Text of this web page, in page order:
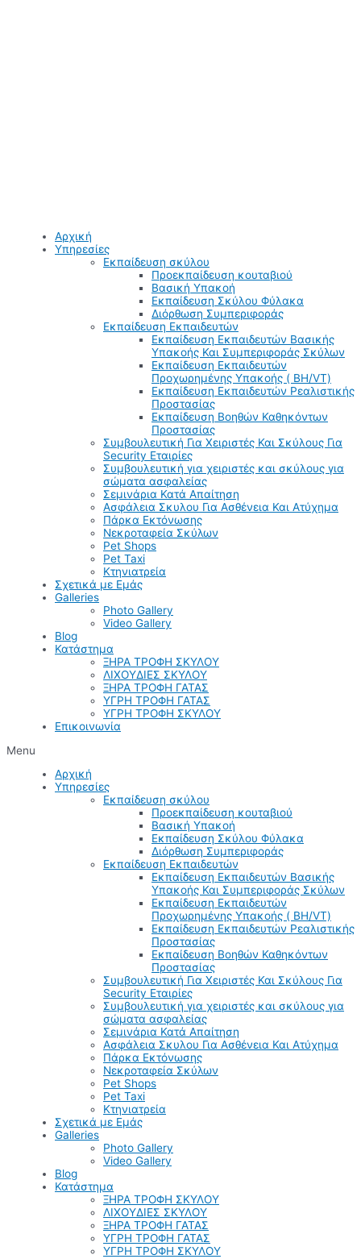
Αρχική
Υπηρεσίες
Εκπαίδευση σκύλου
Προεκπαίδευση κουταβιού
Βασική Υπακοή
Εκπαίδευση Σκύλου Φύλακα
Διόρθωση Συμπεριφοράς
Εκπαίδευση Εκπαιδευτών
Εκπαίδευση Εκπαιδευτών Βασικής
Υπακοής Και Συμπεριφοράς Σκύλων
Εκπαίδευση Εκπαιδευτών
Προχωρημένης Υπακοής ( BH/VT)
Εκπαίδευση Εκπαιδευτών Ρεαλιστικής
Προστασίας
Εκπαίδευση Βοηθών Καθηκόντων
Προστασίας
Συμβουλευτική Για Χειριστές Και Σκύλους Για
Security Εταιρίες
Συμβουλευτική για χειριστές και σκύλους για
σώματα ασφαλείας
Σεμινάρια Κατά Απαίτηση
Ασφάλεια Σκυλου Για Ασθένεια Και Ατύχημα
Πάρκα Εκτόνωσης
Νεκροταφεία Σκύλων
Pet Shops
Pet Taxi
Κτηνιατρεία
Σχετικά με Εμάς
Galleries
Photo Gallery
Video Gallery
Blog
Κατάστημα
ΞΗΡΑ ΤΡΟΦΗ ΣΚΥΛΟΥ
ΛΙΧΟΥΔΙΕΣ ΣΚΥΛΟΥ
ΞΗΡΑ ΤΡΟΦΗ ΓΑΤΑΣ
ΥΓΡΗ ΤΡΟΦΗ ΓΑΤΑΣ
ΥΓΡΗ ΤΡΟΦΗ ΣΚΥΛΟΥ
Επικοινωνία
Menu
Αρχική
Υπηρεσίες
Εκπαίδευση σκύλου
Προεκπαίδευση κουταβιού
Βασική Υπακοή
Εκπαίδευση Σκύλου Φύλακα
Διόρθωση Συμπεριφοράς
Εκπαίδευση Εκπαιδευτών
Εκπαίδευση Εκπαιδευτών Βασικής
Υπακοής Και Συμπεριφοράς Σκύλων
Εκπαίδευση Εκπαιδευτών
Προχωρημένης Υπακοής ( BH/VT)
Εκπαίδευση Εκπαιδευτών Ρεαλιστικής
Προστασίας
Εκπαίδευση Βοηθών Καθηκόντων
Προστασίας
Συμβουλευτική Για Χειριστές Και Σκύλους Για
Security Εταιρίες
Συμβουλευτική για χειριστές και σκύλους για
σώματα ασφαλείας
Σεμινάρια Κατά Απαίτηση
Ασφάλεια Σκυλου Για Ασθένεια Και Ατύχημα
Πάρκα Εκτόνωσης
Νεκροταφεία Σκύλων
Pet Shops
Pet Taxi
Κτηνιατρεία
Σχετικά με Εμάς
Galleries
Photo Gallery
Video Gallery
Blog
Κατάστημα
ΞΗΡΑ ΤΡΟΦΗ ΣΚΥΛΟΥ
ΛΙΧΟΥΔΙΕΣ ΣΚΥΛΟΥ
ΞΗΡΑ ΤΡΟΦΗ ΓΑΤΑΣ
ΥΓΡΗ ΤΡΟΦΗ ΓΑΤΑΣ
ΥΓΡΗ ΤΡΟΦΗ ΣΚΥΛΟΥ